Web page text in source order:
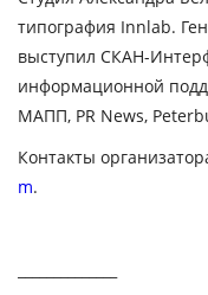
типография Innlab.
выступил СКАН-
информационной
МАПП, PR News,
Контакты
m.